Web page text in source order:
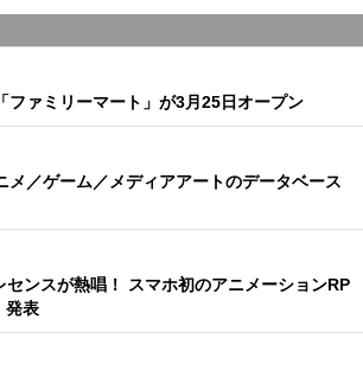
ファミリーマート」が3月25日オープン
メ／ゲーム／メディアアートのデータベース
ンスが熱唱！ スマホ初のアニメーションRP
発表